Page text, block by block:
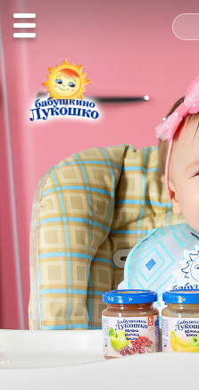
Польза
в каждой
ложке!